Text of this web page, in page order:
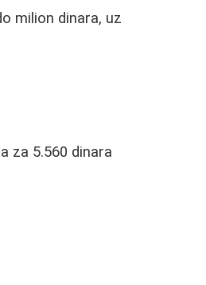
milion dinara, uz
za 5.560 dinara